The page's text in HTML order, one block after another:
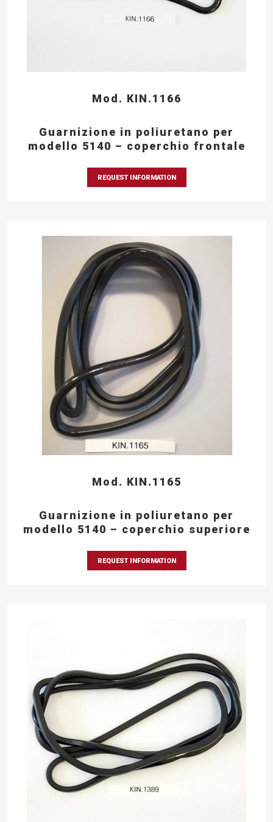
Mod. KIN.1166
Guarnizione in poliuretano per
modello 5140 – coperchio frontale
REQUEST INFORMATION
Mod. KIN.1165
Guarnizione in poliuretano per
modello 5140 – coperchio superiore
REQUEST INFORMATION